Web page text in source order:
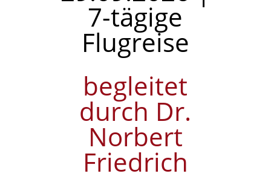
7-tägige
Flugreise
begleitet
durch Dr.
Norbert
Friedrich